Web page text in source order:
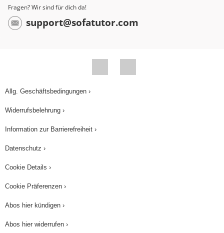
Säure, wie zum beispiel Salzsäure. Wir
Nun versetzen wir Alanin hingegen mit einer
Hier siehst du wieder, dass Alanin in Gegenwart
von Natronlauge auch ein Protonendonator sein
können und dass man diese Moleküle als
Fragen? Wir sind für dich da!
support@sofatutor.com
Allg. Geschäftsbedingungen ›
Widerrufsbelehrung ›
Information zur Barrierefreiheit ›
Datenschutz ›
Cookie Details ›
Cookie Präferenzen ›
Abos hier kündigen ›
Abos hier widerrufen ›